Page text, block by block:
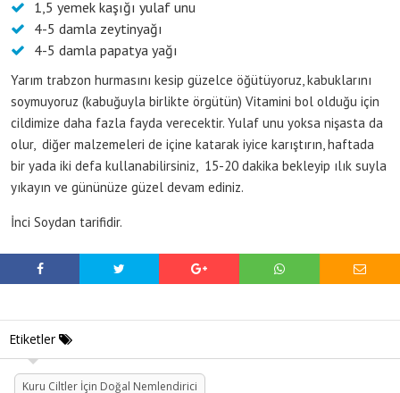
1,5 yemek kaşığı yulaf unu
4-5 damla zeytinyağı
4-5 damla papatya yağı
Yarım trabzon hurmasını kesip güzelce öğütüyoruz, kabuklarını
soymuyoruz (kabuğuyla birlikte örgütün) Vitamini bol olduğu için
cildimize daha fazla fayda verecektir. Yulaf unu yoksa nişasta da
olur, diğer malzemeleri de içine katarak iyice karıştırın, haftada
bir yada iki defa kullanabilirsiniz, 15-20 dakika bekleyip ılık suyla
yıkayın ve gününüze güzel devam ediniz.
İnci Soydan tarifidir.
Etiketler
Kuru Ciltler İçin Doğal Nemlendirici